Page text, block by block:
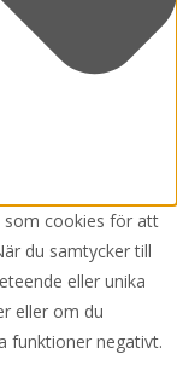
som cookies för att
du samtycker till
eller unika
eller om du
funktioner negativt.